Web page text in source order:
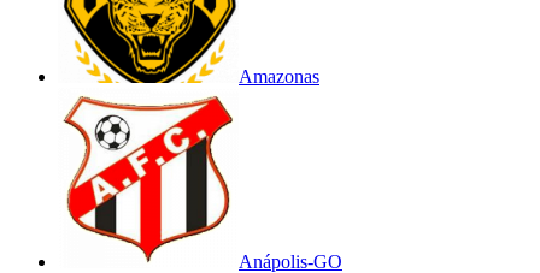
Amazonas
Anápolis-GO